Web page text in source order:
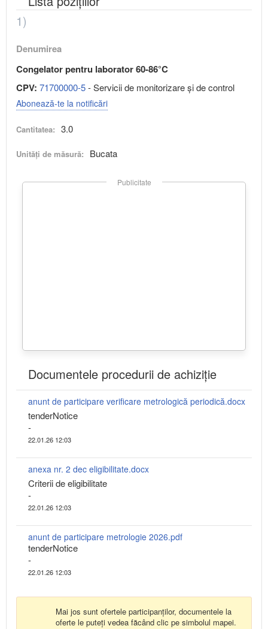
1)
Denumirea
Congelator pentru laborator 60-86°C
CPV: 71700000-5- Servicii de monitorizare şi de control
Abonează-te la notificări
Cantitatea: 3.0
Unități de măsură: Bucata
Publicitate
Documentele procedurii de achiziție
anunt de participare verificare metrologică periodică.docx
tenderNotice
-
22.01.26 12:03
anexa nr. 2 dec eligibilitate.docx
Criterii de eligibilitate
-
22.01.26 12:03
anunt de participare metrologie 2026.pdf
tenderNotice
-
22.01.26 12:03
Mai jos sunt ofertele participanților, documentele la
oferte le puteți vedea făcând clic pe simbolul mapei.